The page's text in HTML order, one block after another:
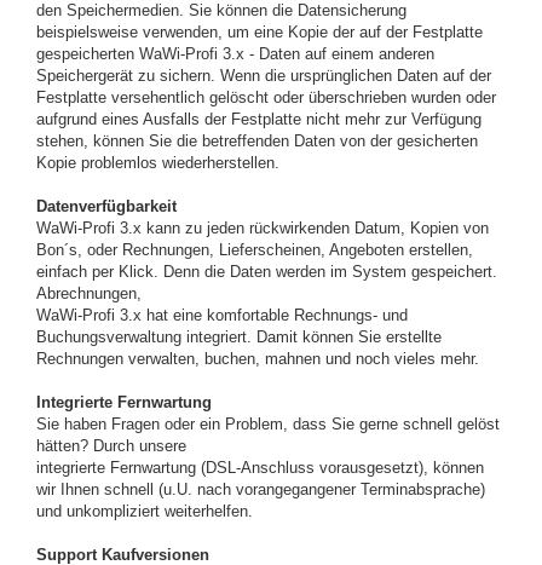
den Speichermedien. Sie können die Datensicherung
beispielsweise verwenden, um eine Kopie der auf der Festplatte
gespeicherten WaWi-Profi 3.x - Daten auf einem anderen
Speichergerät zu sichern. Wenn die ursprünglichen Daten auf der
Festplatte versehentlich gelöscht oder überschrieben wurden oder
aufgrund eines Ausfalls der Festplatte nicht mehr zur Verfügung
stehen, können Sie die betreffenden Daten von der gesicherten
Kopie problemlos wiederherstellen.
Datenverfügbarkeit
WaWi-Profi 3.x kann zu jeden rückwirkenden Datum, Kopien von
Bon´s, oder Rechnungen, Lieferscheinen, Angeboten erstellen,
einfach per Klick. Denn die Daten werden im System gespeichert.
Abrechnungen,
WaWi-Profi 3.x hat eine komfortable Rechnungs- und
Buchungsverwaltung integriert. Damit können Sie erstellte
Rechnungen verwalten, buchen, mahnen und noch vieles mehr.
Integrierte Fernwartung
Sie haben Fragen oder ein Problem, dass Sie gerne schnell gelöst
hätten? Durch unsere
integrierte Fernwartung (DSL-Anschluss vorausgesetzt), können
wir Ihnen schnell (u.U. nach vorangegangener Terminabsprache)
und unkompliziert weiterhelfen.
Support Kaufversionen